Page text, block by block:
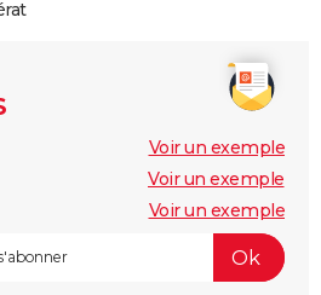
Voir un exemple
Voir un exemple
Voir un exemple